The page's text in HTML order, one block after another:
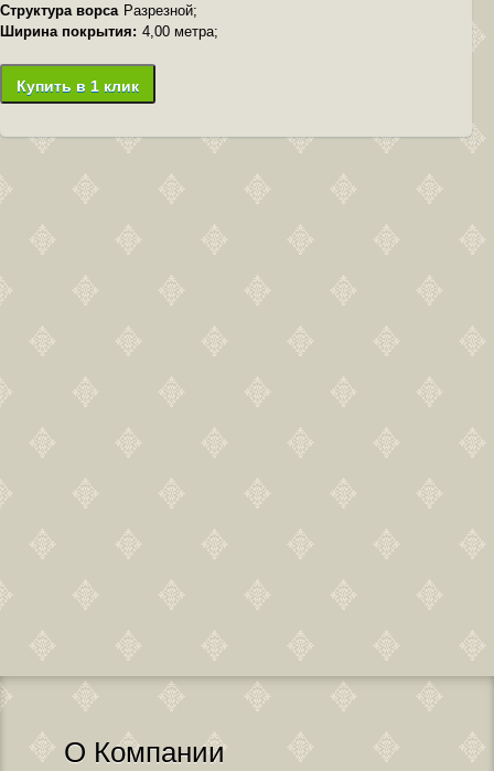
Структура ворса Разрезной;
Ширина покрытия: 4,00 метра;
Купить в 1 клик
О Компании